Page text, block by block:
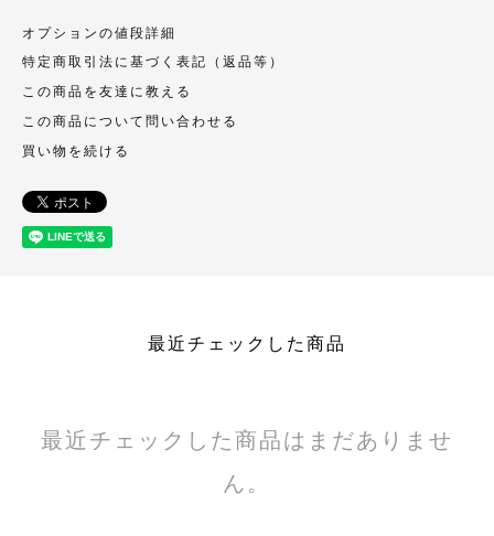
オプションの値段詳細
特定商取引法に基づく表記（返品等）
この商品を友達に教える
この商品について問い合わせる
買い物を続ける
最近チェックした商品
最近チェックした商品はまだありませ
ん。